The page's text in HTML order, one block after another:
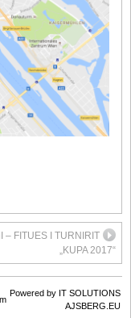
– FITUES I TURNIRIT
„KUPA 2017“
Powered by IT SOLUTIONS
AJSBERG.EU